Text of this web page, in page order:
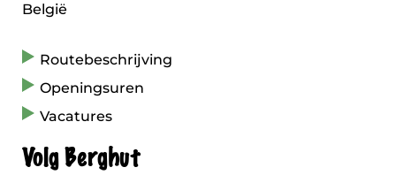
België
Routebeschrijving
Openingsuren
Vacatures
Volg Berghut